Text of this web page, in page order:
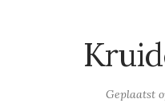
Geplaatst